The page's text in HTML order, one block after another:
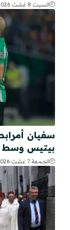
السبت 8 غشت 2026 - 12:12
سفيان
بيتيس وسط
الجمعة 7 غشت 2026 - 10:02